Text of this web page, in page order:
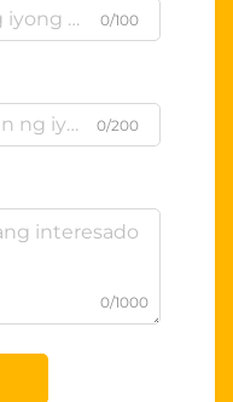
0/100
0/200
0/1000